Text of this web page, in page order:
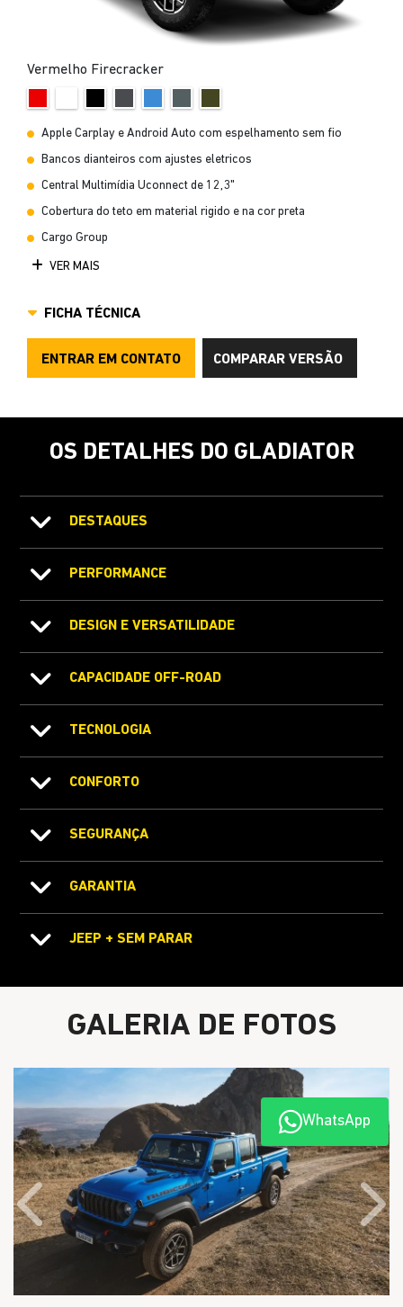
Vermelho Firecracker
Apple Carplay e Android Auto com espelhamento sem fio
Bancos dianteiros com ajustes eletricos
Central Multimídia Uconnect de 12,3"
Cobertura do teto em material rigido e na cor preta
Cargo Group
VER MAIS
FICHA TÉCNICA
ENTRAR EM CONTATO COMPARAR VERSÃO
OS DETALHES DO GLADIATOR
DESTAQUES
PERFORMANCE
DESIGN E VERSATILIDADE
CAPACIDADE OFF-ROAD
TECNOLOGIA
CONFORTO
SEGURANÇA
GARANTIA
JEEP + SEM PARAR
GALERIA DE FOTOS
Anterior
WhatsApp